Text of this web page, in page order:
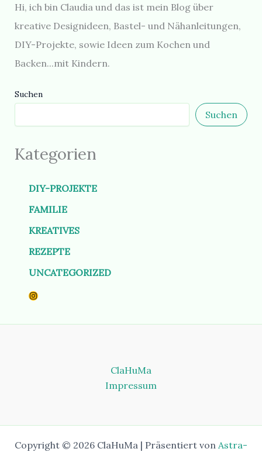
Hi, ich bin Claudia und das ist mein Blog über
kreative Designideen, Bastel- und Nähanleitungen,
DIY-Projekte, sowie Ideen zum Kochen und
Backen...mit Kindern.
Suchen
Suchen
Kategorien
DIY-PROJEKTE
FAMILIE
KREATIVES
REZEPTE
UNCATEGORIZED
Instagram
ClaHuMa
Impressum
Copyright © 2026 ClaHuMa | Präsentiert von Astra-